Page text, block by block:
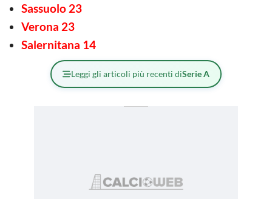
Sassuolo 23
Verona 23
Salernitana 14
Leggi gli articoli più recenti diSerie A